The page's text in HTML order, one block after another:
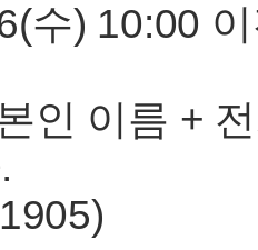
수) 10:00
인 이름 +